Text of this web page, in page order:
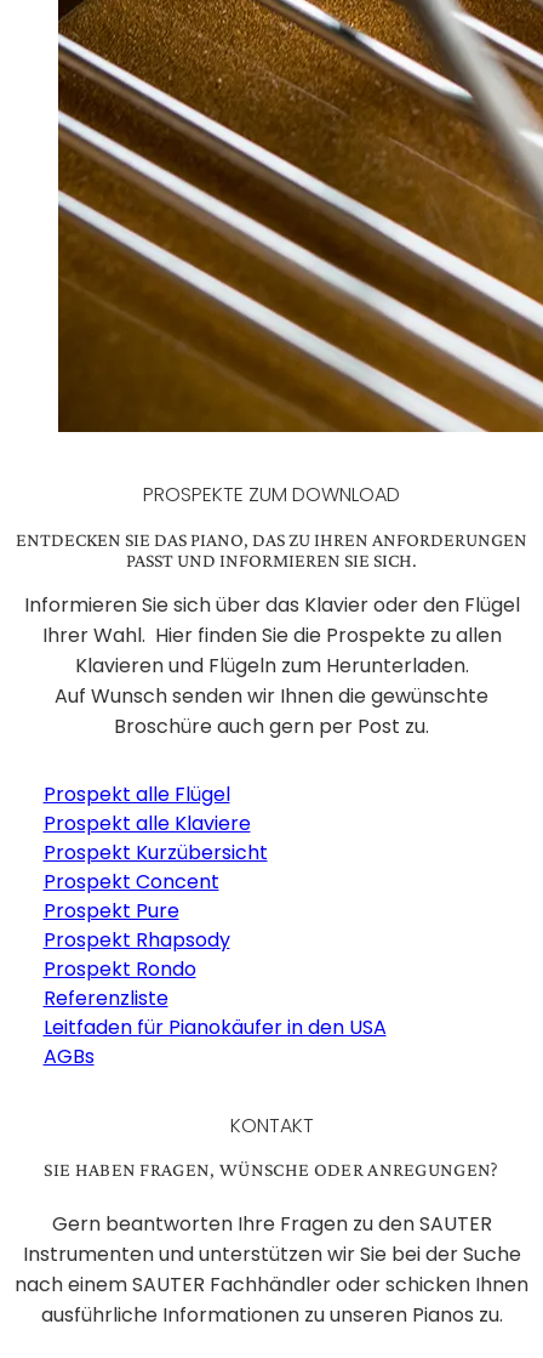
PROSPEKTE ZUM DOWNLOAD
ENTDECKEN SIE DAS PIANO, DAS ZU IHREN ANFORDERUNGEN
PASST UND INFORMIEREN SIE SICH.
Informieren Sie sich über das Klavier oder den Flügel
Ihrer Wahl. Hier finden Sie die Prospekte zu allen
Klavieren und Flügeln zum Herunterladen.
Auf Wunsch senden wir Ihnen die gewünschte
Broschüre auch gern per Post zu.
Prospekt alle Flügel
Prospekt alle Klaviere
Prospekt Kurzübersicht
Prospekt Concent
Prospekt Pure
Prospekt Rhapsody
Prospekt Rondo
Referenzliste
Leitfaden für Pianokäufer in den USA
AGBs
KONTAKT
SIE HABEN FRAGEN, WÜNSCHE ODER ANREGUNGEN?
Gern beantworten Ihre Fragen zu den SAUTER
Instrumenten und unterstützen wir Sie bei der Suche
nach einem SAUTER Fachhändler oder schicken Ihnen
ausführliche Informationen zu unseren Pianos zu.